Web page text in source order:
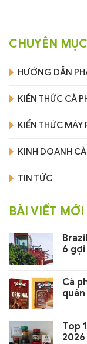
CHUYÊN MỤC
HƯỚNG DẪN
KIẾN THỨC CÀ
KIẾN THỨC MÁY
KINH DOANH CÀ
TIN TỨC
BÀI VIẾT
6 gợi
Cà
Top